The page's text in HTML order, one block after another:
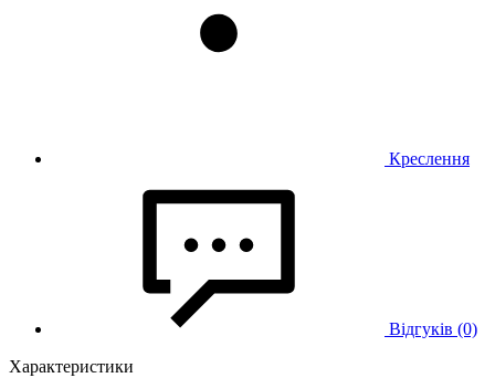
Креслення
Відгуків (0)
Характеристики